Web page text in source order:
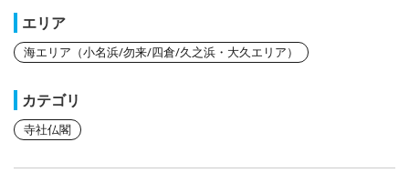
エリア
海エリア（小名浜/勿来/四倉/久之浜・大久エリア）
カテゴリ
寺社仏閣